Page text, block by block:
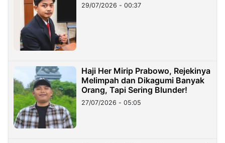
29/07/2026 - 00:37
Haji Her Mirip Prabowo, Rejekinya
Melimpah dan Dikagumi Banyak
Orang, Tapi Sering Blunder!
27/07/2026 - 05:05